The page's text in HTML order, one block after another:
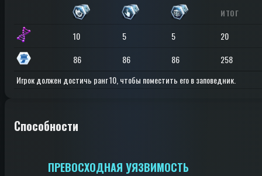
ИТОГ
10 5 5
20
86
86 86
258
Игрок должен достичь ранг 10, чтобы поместить его в заповедник.
Способности
ПРЕВОСХОДНАЯ УЯЗВИМОСТЬ